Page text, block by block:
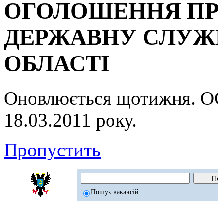
ОГОЛОШЕННЯ
ДЕРЖАВНУ
ОБЛАСТІ
Оновлюється
18.03.2011 року.
Пропустить
Пошук вакансій